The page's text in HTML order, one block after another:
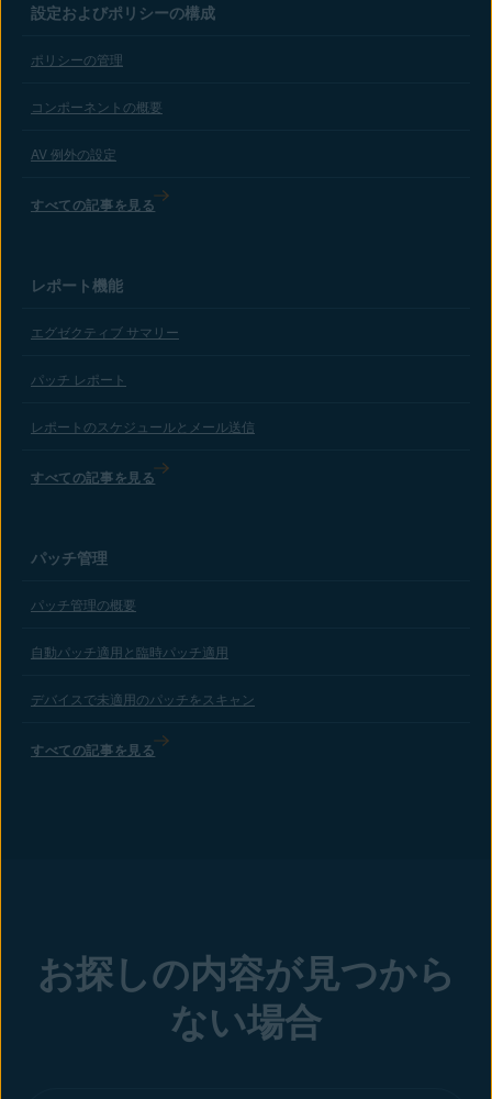
設定およびポリシーの構成
ポリシーの管理
コンポーネントの概要
AV 例外の設定
すべての記事を見る
レポート機能
エグゼクティブ サマリー
パッチ レポート
レポートのスケジュールとメール送信
すべての記事を見る
パッチ管理
パッチ管理の概要
自動パッチ適用と臨時パッチ適用
デバイスで未適用のパッチをスキャン
すべての記事を見る
お探しの内容が見つから
ない場合